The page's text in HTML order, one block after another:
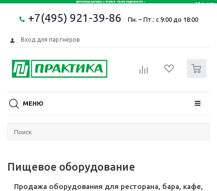
+7(495) 921-39-86 Пн. – Пт.: с 9:00 до 18:00
Вход для партнёров
МЕНЮ
Пищевое оборудование
Продажа оборудования для ресторана, бара, кафе,